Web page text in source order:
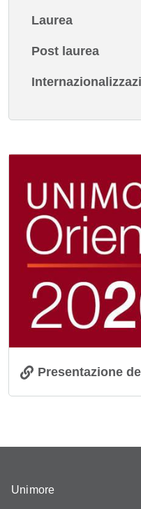
Laurea
Post laurea
Presentazione
Unimore